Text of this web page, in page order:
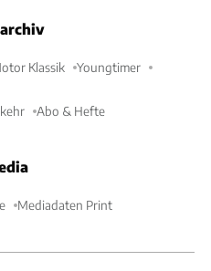
Klassik Youngtimer
Abo & Hefte
Mediadaten Print